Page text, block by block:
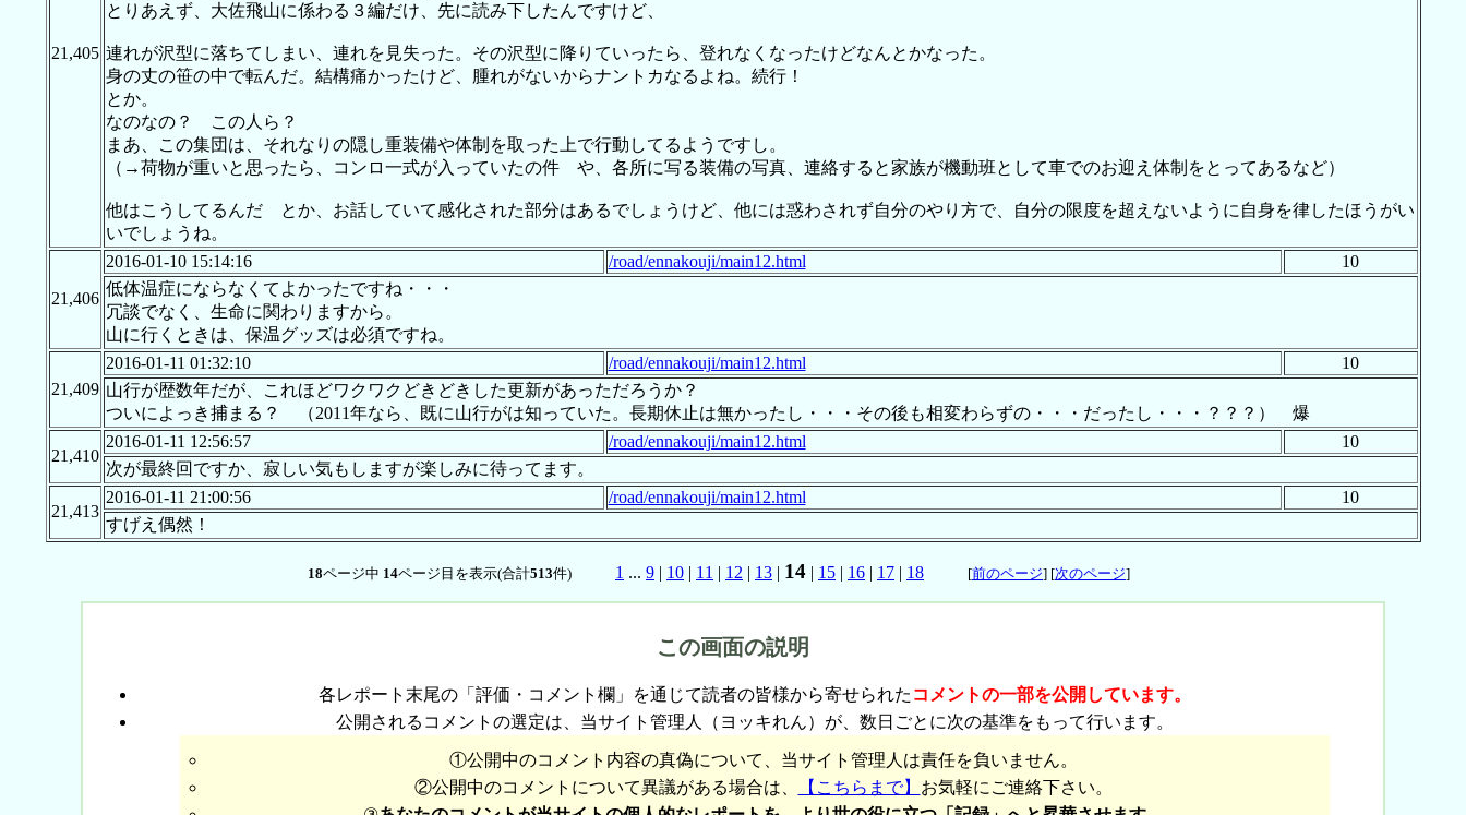
21,405
とりあえず、大佐飛山に係わる３編だけ、先に読み下したんですけど、
連れが沢型に落ちてしまい、連れを見失った。その沢型に降りていったら、登れなくなったけどなんとかなった。
身の丈の笹の中で転んだ。結構痛かったけど、腫れがないからナントカなるよね。続行！
とか。
なのなの？ この人ら？
まあ、この集団は、それなりの隠し重装備や体制を取った上で行動してるようですし。
（→荷物が重いと思ったら、コンロ一式が入っていたの件 や、各所に写る装備の写真、連絡すると家族が機動班として車でのお迎え体制をとってあるなど）
他はこうしてるんだ とか、お話していて感化された部分はあるでしょうけど、他には惑わされず自分のやり方で、自分の限度を超えないように自身を律したほうがい
いでしょうね。
21,406
2016-01-10 15:14:16 /road/ennakouji/main12.html
10
低体温症にならなくてよかったですね・・・
冗談でなく、生命に関わりますから。
山に行くときは、保温グッズは必須ですね。
21,409
2016-01-11 01:32:10 /road/ennakouji/main12.html
10
山行が歴数年だが、これほどワクワクどきどきした更新があっただろうか？
ついによっき捕まる？ （2011年なら、既に山行がは知っていた。長期休止は無かったし・・・その後も相変わらずの・・・だったし・・・？？？） 爆
21,410
2016-01-11 12:56:57 /road/ennakouji/main12.html
10
次が最終回ですか、寂しい気もしますが楽しみに待ってます。
21,413
2016-01-11 21:00:56 /road/ennakouji/main12.html
10
すげえ偶然！
18ページ中 14ページ目を表示(合計513件) 1 ... 9 | 10 | 11 | 12 | 13 | 14 | 15 | 16 | 17 | 18 [前のページ] [次のページ]
この画面の説明
各レポート末尾の「評価・コメント欄」を通じて読者の皆様から寄せられた コメントの一部を公開しています。
公開されるコメントの選定は、当サイト管理人（ヨッキれん）が、数日ごとに次の基準をもって行います。
①公開中のコメント内容の真偽について、当サイト管理人は責任を負いません。
②公開中のコメントについて異議がある場合は、
【こちらまで】 お気軽にご連絡下さい。